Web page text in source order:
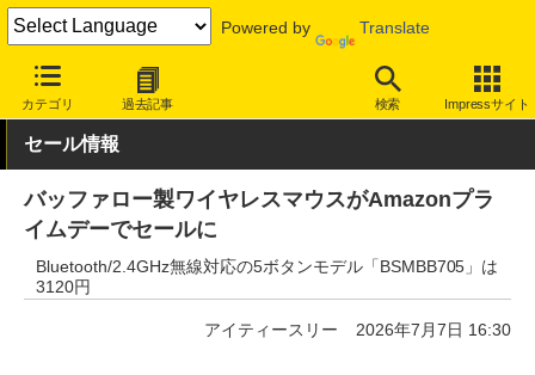
Powered by Translate
カテゴリ 過去記事 検索 Impressサイト
INTERNET Watch セール情報
セール情報
バッファロー製ワイヤレスマウスがAmazonプラ
イムデーでセールに
Bluetooth/2.4GHz無線対応の5ボタンモデル「BSMBB705」は
3120円
アイティースリー 2026年7月7日 16:30